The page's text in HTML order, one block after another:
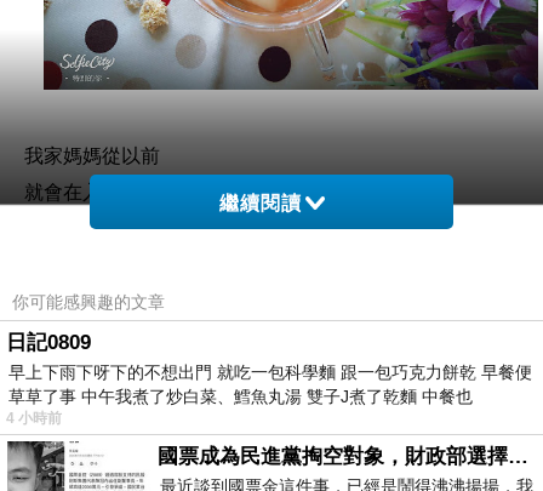
我家媽媽從以前
就會在入秋時
煮一些潤燥的湯水或茶飲
但喝一些甜甜的茶湯
也是很舒服的呀 !
繼續閱讀
你可能感興趣的文章
日記0809
早上下雨下呀下的不想出門 就吃一包科學麵 跟一包巧克力餅乾 早餐便
草草了事 中午我煮了炒白菜、鱈魚丸湯 雙子J煮了乾麵 中餐也
4 小時前
國票成為民進黨掏空對象，財政部選擇性失憶
最近談到國票金這件事，已經是鬧得沸沸揚揚，我